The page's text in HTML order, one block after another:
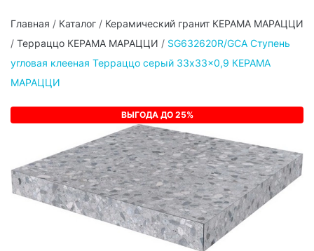
Главная / Каталог / Керамический гранит КЕРАМА МАРАЦЦИ
/ Терраццо КЕРАМА МАРАЦЦИ / SG632620R/GCA Ступень
угловая клееная Терраццо серый 33x33x0,9 КЕРАМА
МАРАЦЦИ
ВЫГОДА ДО 25%